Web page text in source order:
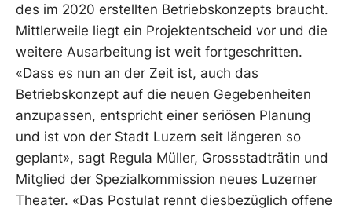
des im 2020 erstellten Betriebskonzepts braucht.
Mittlerweile liegt ein Projektentscheid vor und die
weitere Ausarbeitung ist weit fortgeschritten.
«Dass es nun an der Zeit ist, auch das
Betriebskonzept auf die neuen Gegebenheiten
anzupassen, entspricht einer seriösen Planung
und ist von der Stadt Luzern seit längeren so
geplant», sagt Regula Müller, Grossstadträtin und
Mitglied der Spezialkommission neues Luzerner
Theater. «Das Postulat rennt diesbezüglich offene